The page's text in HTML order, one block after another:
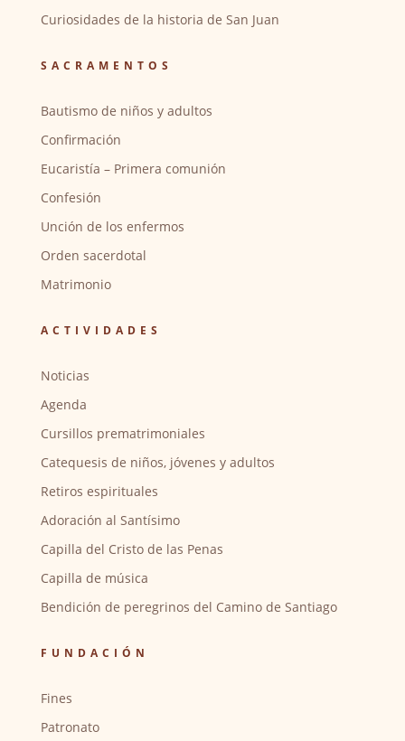
Curiosidades de la historia de San Juan
SACRAMENTOS
Bautismo de niños y adultos
Confirmación
Eucaristía – Primera comunión
Confesión
Unción de los enfermos
Orden sacerdotal
Matrimonio
ACTIVIDADES
Noticias
Agenda
Cursillos prematrimoniales
Catequesis de niños, jóvenes y adultos
Retiros espirituales
Adoración al Santísimo
Capilla del Cristo de las Penas
Capilla de música
Bendición de peregrinos del Camino de Santiago
FUNDACIÓN
Fines
Patronato